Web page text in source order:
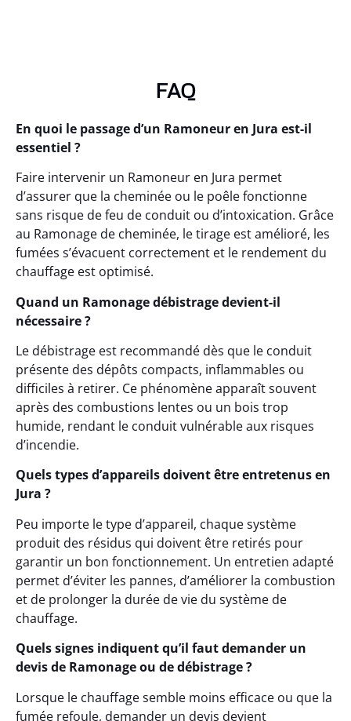
FAQ
En quoi le passage d’un Ramoneur en Jura est-il
essentiel ?
Faire intervenir un Ramoneur en Jura permet
d’assurer que la cheminée ou le poêle fonctionne
sans risque de feu de conduit ou d’intoxication. Grâce
au Ramonage de cheminée, le tirage est amélioré, les
fumées s’évacuent correctement et le rendement du
chauffage est optimisé.
Quand un Ramonage débistrage devient-il
nécessaire ?
Le débistrage est recommandé dès que le conduit
présente des dépôts compacts, inflammables ou
difficiles à retirer. Ce phénomène apparaît souvent
après des combustions lentes ou un bois trop
humide, rendant le conduit vulnérable aux risques
d’incendie.
Quels types d’appareils doivent être entretenus en
Jura ?
Peu importe le type d’appareil, chaque système
produit des résidus qui doivent être retirés pour
garantir un bon fonctionnement. Un entretien adapté
permet d’éviter les pannes, d’améliorer la combustion
et de prolonger la durée de vie du système de
chauffage.
Quels signes indiquent qu’il faut demander un
devis de Ramonage ou de débistrage ?
Lorsque le chauffage semble moins efficace ou que la
fumée refoule, demander un devis devient